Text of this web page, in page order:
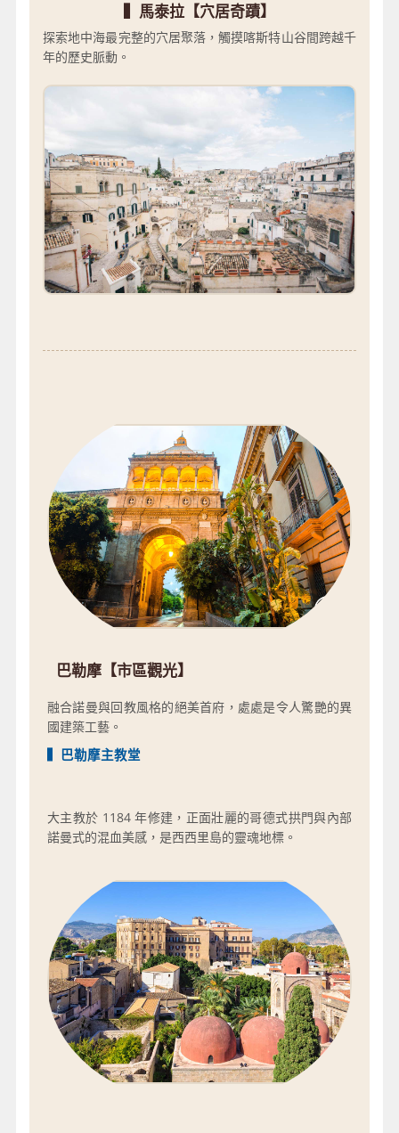
▍馬泰拉【穴居奇蹟】
探索地中海最完整的穴居聚落，觸摸喀斯特山谷間跨越千
年的歷史脈動。
巴勒摩【市區觀光】
融合諾曼與回教風格的絕美首府，處處是令人驚艷的異
國建築工藝。
▍巴勒摩主教堂
大主教於 1184 年修建，正面壯麗的哥德式拱門與內部
諾曼式的混血美感，是西西里島的靈魂地標。